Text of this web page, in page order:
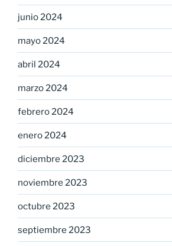
junio 2024
mayo 2024
abril 2024
marzo 2024
febrero 2024
enero 2024
diciembre 2023
noviembre 2023
octubre 2023
septiembre 2023